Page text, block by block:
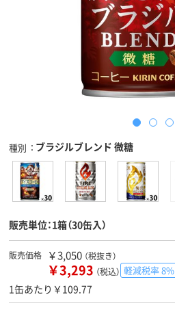
種別 ブラジルブレンド 微糖
販売単位：1箱（30缶入）
販売価格 ￥3,050 （税抜き）
￥3,293 （税込） 軽減税率 8%
1缶あたり￥109.77